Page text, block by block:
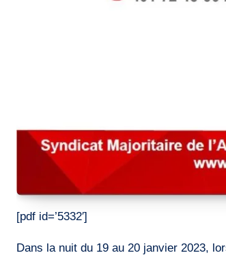
[pdf id=’5332′]
Dans la nuit du 19 au 20 janvier 2023,